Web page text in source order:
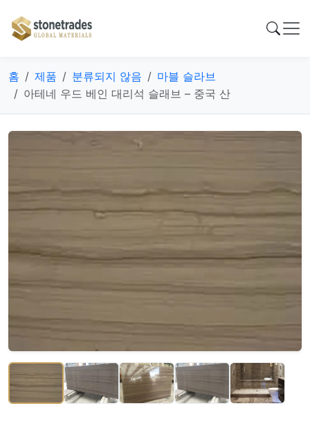
홈 제품 분류되지 않음
마블 슬라브
아테네 우드 베인 대리석 슬래브 – 중국 산